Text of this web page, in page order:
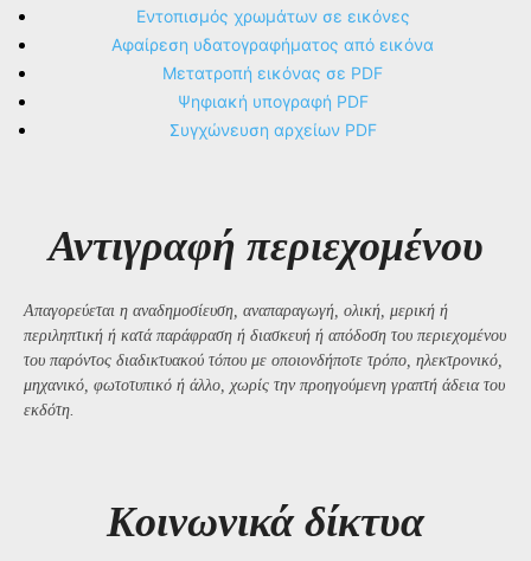
Εντοπισμός χρωμάτων σε εικόνες
Αφαίρεση υδατογραφήματος από εικόνα
Μετατροπή εικόνας σε PDF
Ψηφιακή υπογραφή PDF
Συγχώνευση αρχείων PDF
Αντιγραφή περιεχομένου
Απαγορεύεται η αναδημοσίευση, αναπαραγωγή, ολική, μερική ή
περιληπτική ή κατά παράφραση ή διασκευή ή απόδοση του περιεχομένου
του παρόντος διαδικτυακού τόπου με οποιονδήποτε τρόπο, ηλεκτρονικό,
μηχανικό, φωτοτυπικό ή άλλο, χωρίς την προηγούμενη γραπτή άδεια του
εκδότη.
Kοινωνικά δίκτυα